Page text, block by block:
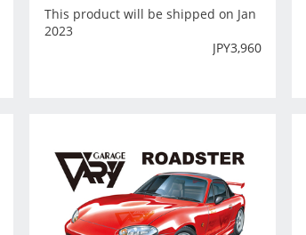
This product will be shipped on Jan
2023
JPY3,960